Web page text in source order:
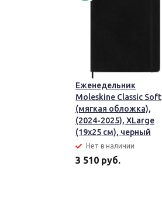
Еженедельник
Moleskine Classic Soft
(мягкая обложка),
(2024-2025), XLarge
(19x25 см), черный
Нет в наличии
3 510 руб.